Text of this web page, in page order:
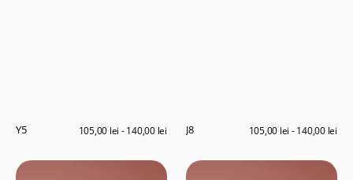
Y5
Preț
105,00 lei - 140,00 lei J8
Preț
105,00 lei - 140,00 lei
A4 T3